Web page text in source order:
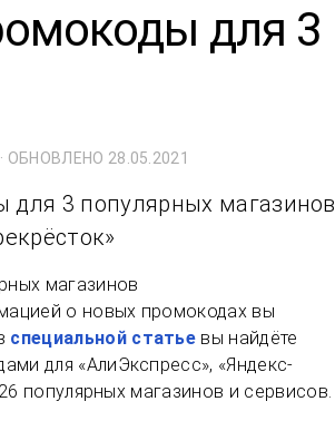
для 3
· ОБНОВЛЕНО 28.05.2021
3 популярных магазинов
о новых промокодах вы
специальной статье вы найдёте
для «АлиЭкспресс», «Яндекс-
популярных магазинов и сервисов.